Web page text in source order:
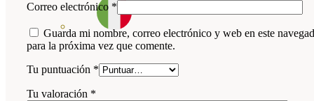
Correo electrónico *
Guarda mi nombre, correo electrónico y web en este
para la próxima vez que comente.
Tu puntuación *
Tu valoración *